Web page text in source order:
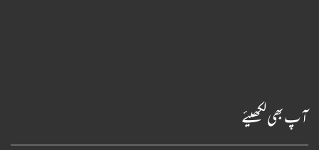
آپ بھی لکھیئے